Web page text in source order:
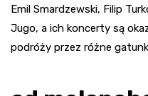
Emil Smardzewski, Filip
Jugo, a ich koncerty są
podróży przez różne